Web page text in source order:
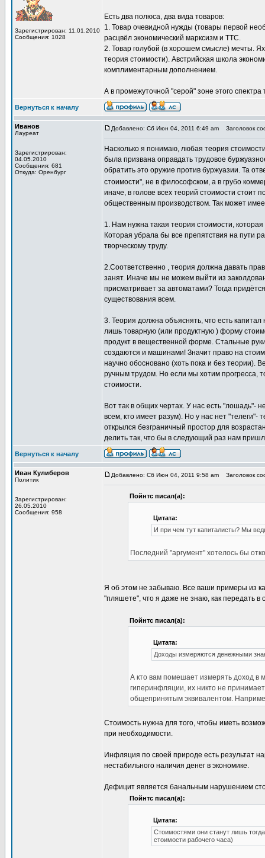
Зарегистрирован: 11.01.2010
Сообщения: 1028
Есть два полюса, два вида товаров:
1. Товар очевидной нужды (товары первой
расцвёл экономический марксизм и ТТС.
2. Товар голубой (в хорошем смысле) мечты.
теория стоимости). Австрийская школа
комплиментарным дополнением.
А в промежуточной "серой" зоне этого
Вернуться к началу
Иванов
Лауреат
Зарегистрирован:
04.05.2010
Сообщения: 681
Откуда: Оренбург
Добавлено: Сб Июн 04, 2011 6:49 am Заголовок
Насколько я понимаю, любая теория
была призвана оправдать трудовое
обратить это оружие против буржуазии. Та
стоимости", не в философском, а в грубо
иначе, в голове всех теорий стоимости стоит
общественным производством. Так может
1. Нам нужна такая теория стоимости,
Которая убрала бы все препятствия на пути
творческому труду.
2.Соответственно , теория должна давать
занят. Иначе мы не можем выйти из
присматривает за автоматами? Тогда
существования всем.
3. Теория должна объяснять, что есть
лишь товарную (или продуктную ) форму
продукт в вещественной форме. Стальные
создаются и машинами! Значит право на
научно обосновано (хоть пока и без теории).
ручным трудом. Но если мы хотим прогресса,
стоимости.
Вот так в общих чертах. У нас есть "лошадь"-
всем, кто имеет разум). Но у нас нет "телеги"-
открылся безграничный простор для
делить так, что бы в следующий раз нам
Вернуться к началу
Иван Кулиберов
Политик
Зарегистрирован:
26.05.2010
Сообщения: 958
Добавлено: Сб Июн 04, 2011 9:58 am Заголовок
Пойнтс писал(а):
Цитата:
И при чем тут капиталисты? Мы
Последний "аргумент" хотелось бы
Я об этом не забываю. Все ваши примеры из
"пляшете", что я даже не знаю, как передать
Пойнтс писал(а):
Цитата:
Доходы измеряются денежными
А кто вам помешает измерять доход в
гиперинфляции, их никто не
общепринятым эквивалентом.
Стоимость нужна для того, чтобы иметь
при необходимости.
Инфляция по своей природе есть результат
нестабильного наличия денег в экономике.
Дефицит является банальным нарушением
Пойнтс писал(а):
Цитата:
Стоимостями они станут лишь
стоимости рабочего часа)